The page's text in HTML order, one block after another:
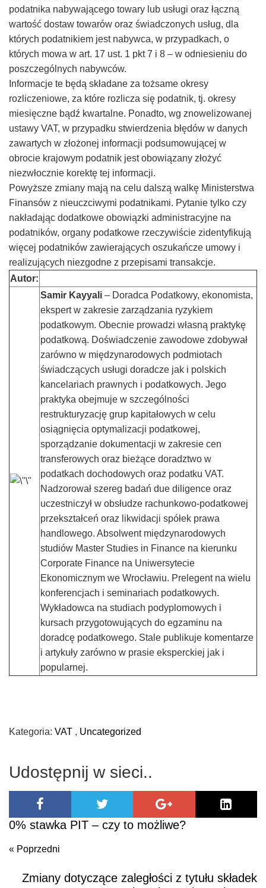
podatnika nabywającego towary lub usługi oraz łączną
wartość dostaw towarów oraz świadczonych usług, dla
których podatnikiem jest nabywca, w przypadkach, o
których mowa w art. 17 ust. 1 pkt 7 i 8 – w odniesieniu do
poszczególnych nabywców.
Informacje te będą składane za tożsame okresy
rozliczeniowe, za które rozlicza się podatnik, tj. okresy
miesięczne bądź kwartalne. Ponadto, wg znowelizowanej
ustawy VAT, w przypadku stwierdzenia błędów w danych
zawartych w złożonej informacji podsumowującej w
obrocie krajowym podatnik jest obowiązany złożyć
niezwłocznie korektę tej informacji.
Powyższe zmiany mają na celu dalszą walkę Ministerstwa
Finansów z nieuczciwymi podatnikami. Pytanie tylko czy
nakładając dodatkowe obowiązki administracyjne na
podatników, organy podatkowe rzeczywiście zidentyfikują
więcej podatników zawierających oszukańcze umowy i
realizujących niezgodne z przepisami transakcje.
Autor:
Samir Kayyali – Doradca Podatkowy, ekonomista,
ekspert w zakresie zarządzania ryzykiem
podatkowym. Obecnie prowadzi własną praktykę
podatkową. Doświadczenie zawodowe zdobywał
zarówno w międzynarodowych podmiotach
świadczących usługi doradcze jak i polskich
kancelariach prawnych i podatkowych. Jego
praktyka obejmuje w szczególności
restrukturyzację grup kapitałowych w celu
osiągnięcia optymalizacji podatkowej,
sporządzanie dokumentacji w zakresie cen
transferowych oraz bieżące doradztwo w
podatkach dochodowych oraz podatku VAT.
Nadzorował szereg badań due diligence oraz
uczestniczył w obsłudze rachunkowo-podatkowej
przekształceń oraz likwidacji spółek prawa
handlowego. Absolwent międzynarodowych
studiów Master Studies in Finance na kierunku
Corporate Finance na Uniwersytecie
Ekonomicznym we Wrocławiu. Prelegent na wielu
konferencjach i seminariach podatkowych.
Wykładowca na studiach podyplomowych i
kursach przygotowujących do egzaminu na
doradcę podatkowego. Stale publikuje komentarze
i artykuły zarówno w prasie eksperckiej jak i
popularnej.
Kategoria: VAT , Uncategorized
Udostępnij w sieci..
0% stawka PIT – czy to możliwe?
« Poprzedni
Poprzedni
Zmiany dotyczące zaległości z tytułu składek